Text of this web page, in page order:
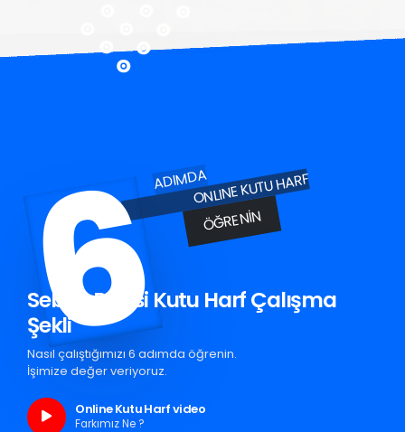
6ADIMDAONLINE KUTU HARF
ÖĞRENIN
Seben Pleksi Kutu Harf Çalışma
Şekli
Nasıl çalıştığımızı 6 adımda öğrenin.
İşimize değer veriyoruz.
Online Kutu Harf video
Farkımız Ne ?